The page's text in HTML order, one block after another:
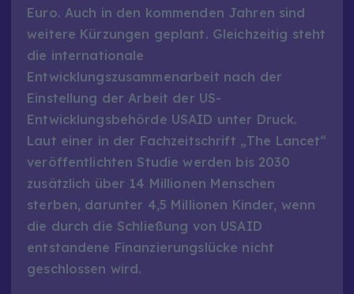
Euro. Auch in den kommenden Jahren sind
weitere Kürzungen geplant. Gleichzeitig steht
die internationale
Entwicklungszusammenarbeit nach der
Einstellung der Arbeit der US-
Entwicklungsbehörde USAID unter Druck.
Laut einer in der Fachzeitschrift „The Lancet“
veröffentlichten Studie werden bis 2030
zusätzlich über 14 Millionen Menschen
sterben, darunter 4,5 Millionen Kinder, wenn
die durch die Schließung von USAID
entstandene Finanzierungslücke nicht
geschlossen wird.